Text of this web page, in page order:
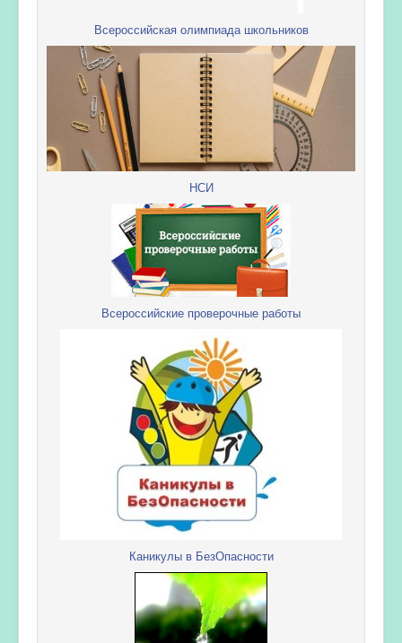
Всероссийская олимпиада школьников
НСИ
Всероссийские проверочные работы
Каникулы в БезОпасности